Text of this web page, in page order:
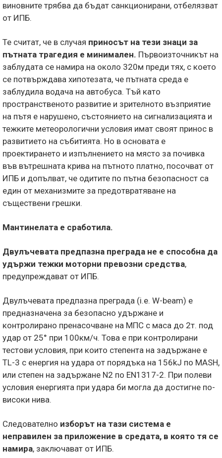
виновните трябва да бъдат санкционирани, отбелязват
от ИПБ.
Те считат, че в случая приносът на тези знаци за
пътната трагедия е минимален. Първоизточникът на
заблудата се намира на около 320м преди тях, с което
се потвърждава хипотезата, че пътната среда е
заблудила водача на автобуса. Тъй като
пространственото развитие и зрителното възприятие
на пътя е нарушено, състоянието на сигнализацията и
тежките метеорологични условия имат своят принос в
развитието на събитията. Но в основата е
проектирането и изпълнението на място за почивка
във вътрешната крива на пътното платно, посочват от
ИПБ и допълват, че одитите по пътна безопасност са
един от механизмите за предотвратяване на
съществени грешки.
Мантинелата е сработила.
Двулъчевата предпазна преграда не е способна да
удържи тежки моторни превозни средства,
предупреждават от ИПБ.
Двулъчевата предпазна преграда (i.e. W-beam) е
предназначена за безопасно удържане и
контролирано пренасочване на МПС с маса до 2т. под
удар от 25° при 100км/ч. Това е при контролирани
тестови условия, при които степента на задържане е
TL-3 с енергия на удара от порядъка на 156kJ по MASH,
или степен на задържане N2 по EN1317-2. При полеви
условия енергията при удара би могла да достигне по-
високи нива.
Следователно изборът на тази система е
неправилен за приложение в средата, в която тя се
намира, заключават от ИПБ.